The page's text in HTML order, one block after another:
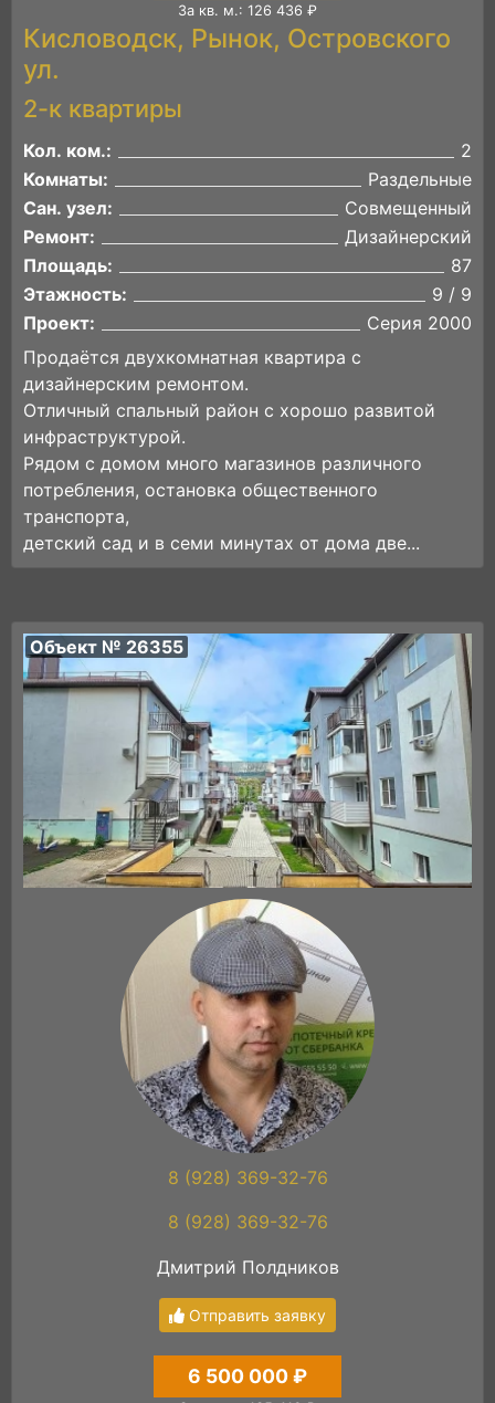
За кв. м.: 126 436 ₽
Кисловодск, Рынок, Островского
ул.
2-к квартиры
Кол. ком.:
2
Комнаты:
Раздельные
Сан. узел:
Совмещенный
Ремонт:
Дизайнерский
Площадь:
87
Этажность:
9 / 9
Проект:
Серия 2000
Продаётся двухкомнатная квартира с
дизайнерским ремонтом.
Отличный спальный район с хорошо развитой
инфраструктурой.
Рядом с домом много магазинов различного
потребления, остановка общественного
транспорта,
детский сад и в семи минутах от дома две...
Объект № 26355
8 (928) 369-32-76
8 (928) 369-32-76
Дмитрий Полдников
Отправить заявку
6 500 000 ₽